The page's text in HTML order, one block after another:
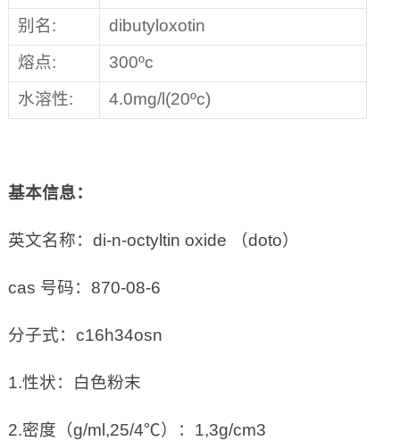
别名:
dibutyloxotin
熔点:
300ºc
水溶性:
4.0mg/l(20ºc)
基本信息：
英文名称：di-n-octyltin oxide （doto）
cas 号码：870-08-6
分子式：c16h34osn
1.性状：白色粉末
2.密度（g/ml,25/4℃）：1,3g/cm3